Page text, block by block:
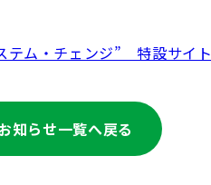
ム・チェンジ” 特設サイト
知らせ一覧へ戻る